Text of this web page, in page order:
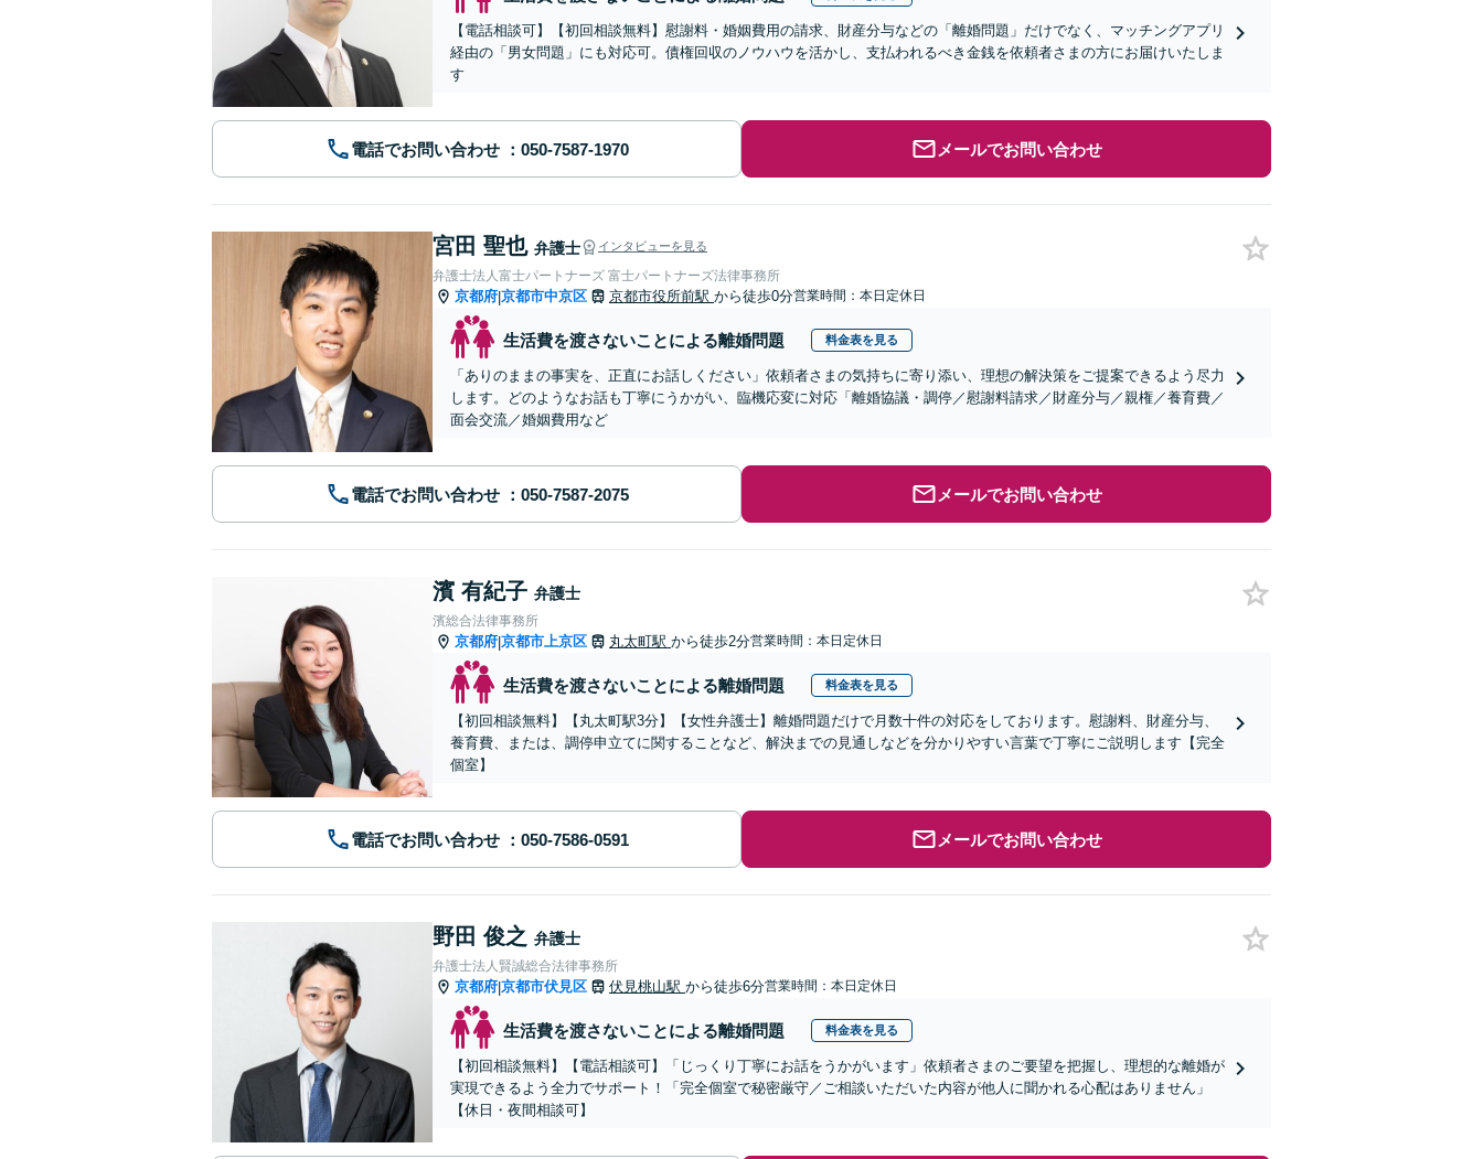
【電話相談可】【初回相談無料】慰謝料・婚姻費用の請求、財産分与などの「離婚問題」だけでなく、マッチングアプリ
経由の「男女問題」にも対応可。債権回収のノウハウを活かし、支払われるべき金銭を依頼者さまの方にお届けいたしま
す
電話でお問い合わせ メールでお問い合わせ
宮田 聖也 弁護士 インタビューを見る
弁護士法人富士パートナーズ 富士パートナーズ法律事務所
京都府|京都市中京区 京都市役所前駅 から徒歩0分営業時間：本日定休日
生活費を渡さないことによる離婚問題 料金表を見る
「ありのままの事実を、正直にお話しください」依頼者さまの気持ちに寄り添い、理想の解決策をご提案できるよう尽力
します。どのようなお話も丁寧にうかがい、臨機応変に対応「離婚協議・調停／慰謝料請求／財産分与／親権／養育費／
面会交流／婚姻費用など
電話でお問い合わせ メールでお問い合わせ
濱 有紀子 弁護士
濱総合法律事務所
京都府|京都市上京区 丸太町駅 から徒歩2分営業時間：本日定休日
生活費を渡さないことによる離婚問題 料金表を見る
【初回相談無料】【丸太町駅3分】【女性弁護士】離婚問題だけで月数十件の対応をしております。慰謝料、財産分与、
養育費、または、調停申立てに関することなど、解決までの見通しなどを分かりやすい言葉で丁寧にご説明します【完全
個室】
電話でお問い合わせ メールでお問い合わせ
野田 俊之 弁護士
弁護士法人賢誠総合法律事務所
京都府|京都市伏見区 伏見桃山駅 から徒歩6分営業時間：本日定休日
生活費を渡さないことによる離婚問題 料金表を見る
【初回相談無料】【電話相談可】「じっくり丁寧にお話をうかがいます」依頼者さまのご要望を把握し、理想的な離婚が
実現できるよう全力でサポート！「完全個室で秘密厳守／ご相談いただいた内容が他人に聞かれる心配はありません」
【休日・夜間相談可】